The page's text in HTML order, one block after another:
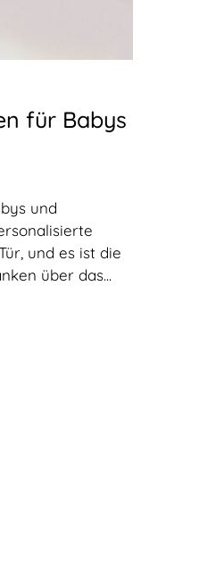
für Babys
und
und es ist die
über das...